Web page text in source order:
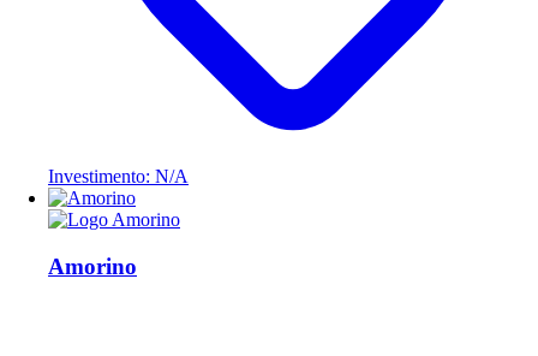
Investimento: N/A
Amorino